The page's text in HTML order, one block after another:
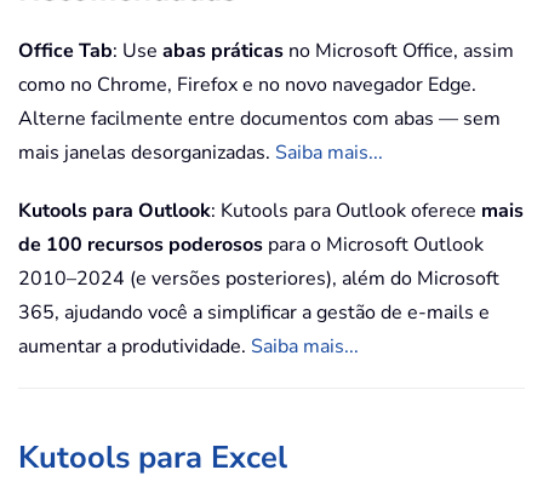
Office Tab: Use abas práticas no Microsoft Office, assim
como no Chrome, Firefox e no novo navegador Edge.
Alterne facilmente entre documentos com abas — sem
mais janelas desorganizadas. Saiba mais...
Kutools para Outlook: Kutools para Outlook oferece mais
de 100 recursos poderosos para o Microsoft Outlook
2010–2024 (e versões posteriores), além do Microsoft
365, ajudando você a simplificar a gestão de e-mails e
aumentar a produtividade. Saiba mais...
Kutools para Excel